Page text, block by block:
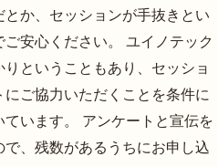
か、セッションが手抜きとい
安心ください。 ユイノテック
ということもあり、セッショ
ご協力いただくことを条件に
ています。 アンケートと宣伝を
、残数があるうちにお申し込